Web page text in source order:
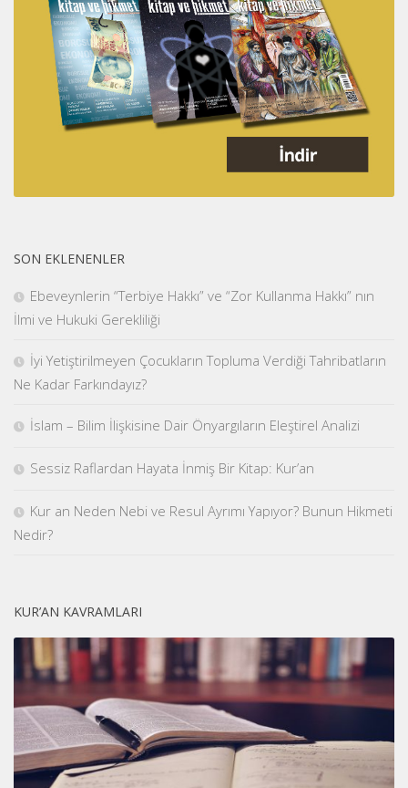
SON EKLENENLER
Ebeveynlerin “Terbiye Hakkı” ve “Zor Kullanma Hakkı” nın
İlmi ve Hukuki Gerekliliği
İyi Yetiştirilmeyen Çocukların Topluma Verdiği Tahribatların
Ne Kadar Farkındayız?
İslam – Bilim İlişkisine Dair Önyargıların Eleştirel Analizi
Sessiz Raflardan Hayata İnmiş Bir Kitap: Kur’an
Kur an Neden Nebi ve Resul Ayrımı Yapıyor? Bunun Hikmeti
Nedir?
KUR’AN KAVRAMLARI